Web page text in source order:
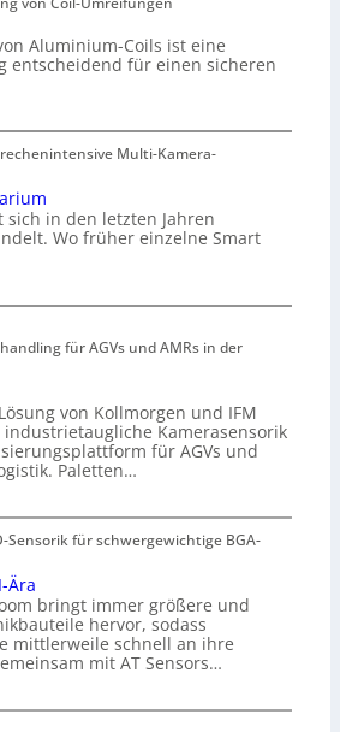
Aluminium-Coils ist eine
entscheidend für einen sicheren
Multi-Kamera-
sich in den letzten Jahren
Wo früher einzelne Smart
für AGVs und AMRs in der
von Kollmorgen und IFM
Kamerasensorik
für AGVs und
Paletten…
Sensorik für schwergewichtige BGA-
Ära
bringt immer größere und
hervor, sodass
mittlerweile schnell an ihre
mit AT Sensors…